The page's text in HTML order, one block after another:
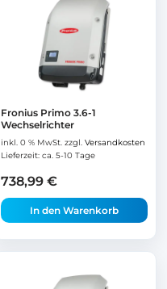
Fronius Primo 3.6-1
Wechselrichter
inkl. 0 % MwSt. zzgl. Versandkosten
Lieferzeit: ca. 5-10 Tage
738,99 €
In den Warenkorb